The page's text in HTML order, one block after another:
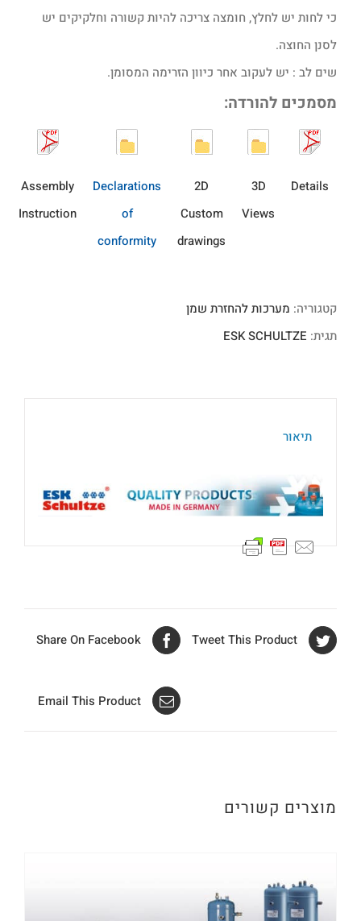
כי לחות יש לחלץ, חומצה צריכה להיות קשורה וחלקיקים יש
לסנן החוצה.
שים לב : יש לעקוב אחר כיוון הזרימה המסומן.
מסמכים להורדה:
Details
3D
Views
2D
Custom
drawings
Declarations
of
conformity
Assembly
Instruction
קטגוריה: מערכות להחזרת שמן
תגית: ESK SCHULTZE
תיאור
Share On Facebook Tweet This Product
Email This Product
מוצרים קשורים